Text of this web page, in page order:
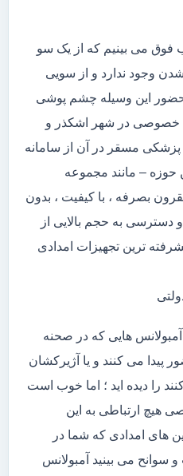
فوق می بینیم که از یک سو
وجود ندارد و از سویی
حضور این وسیله چشم پوشی
خصوصی در شهر اشکذر و
پزشکی مسقر در آن از سامانه
– مانند مجموعه
بصرفه ، با کیفیت ، بدون
به حجم بالایی از
ترین تجهیزات امدادی
هایی که در صحنه
می کنند و یا آژیرکشان
را دیده اید ؛ اما خوب است
هیچ ارتباطی به این
های امدادی که شما در
می بینید آمبولانس